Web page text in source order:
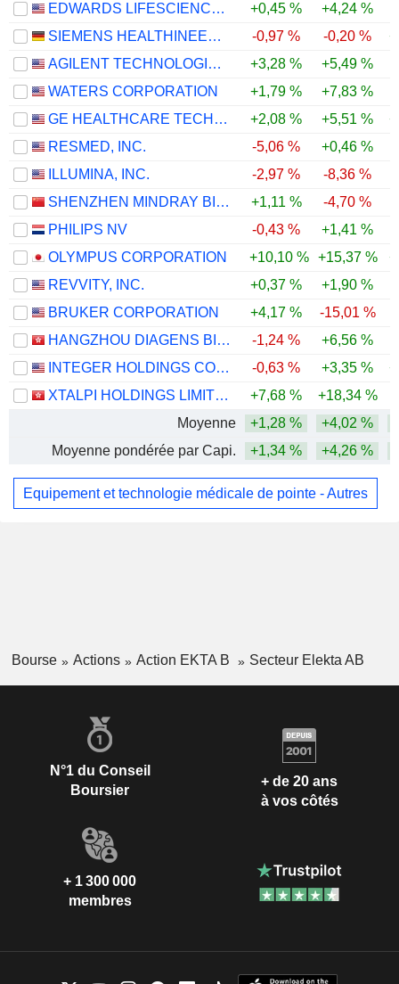
EDWARDS LIFESCIENCES CORPORATION
+0,45 % +4,24 %
SIEMENS HEALTHINEERS AG
-0,97 % -0,20 %
AGILENT TECHNOLOGIES, INC.
+3,28 % +5,49 %
WATERS CORPORATION
+1,79 % +7,83 %
GE HEALTHCARE TECHNOLOGIES INC.
+2,08 % +5,51 %
RESMED, INC.
-5,06 % +0,46 %
ILLUMINA, INC.
-2,97 % -8,36 %
SHENZHEN MINDRAY BIO-MEDICAL ELECTRONICS CO., LTD.
+1,11 % -4,70 %
PHILIPS NV
-0,43 % +1,41 %
OLYMPUS CORPORATION
+10,10 % +15,37 %
REVVITY, INC.
+0,37 % +1,90 %
BRUKER CORPORATION
+4,17 % -15,01 %
HANGZHOU DIAGENS BIOTECHNOLOGY CO., LTD.
-1,24 % +6,56 %
INTEGER HOLDINGS CORPORATION
-0,63 % +3,35 %
XTALPI HOLDINGS LIMITED
+7,68 % +18,34 %
Moyenne
+1,28 % +4,02 %
Moyenne pondérée par Capi.
+1,34 % +4,26 %
Equipement et technologie médicale de pointe - Autres
Bourse Actions Action EKTA B Secteur Elekta AB
N°1 du Conseil
Boursier
+ de 20 ans
à vos côtés
+ 1 300 000
membres